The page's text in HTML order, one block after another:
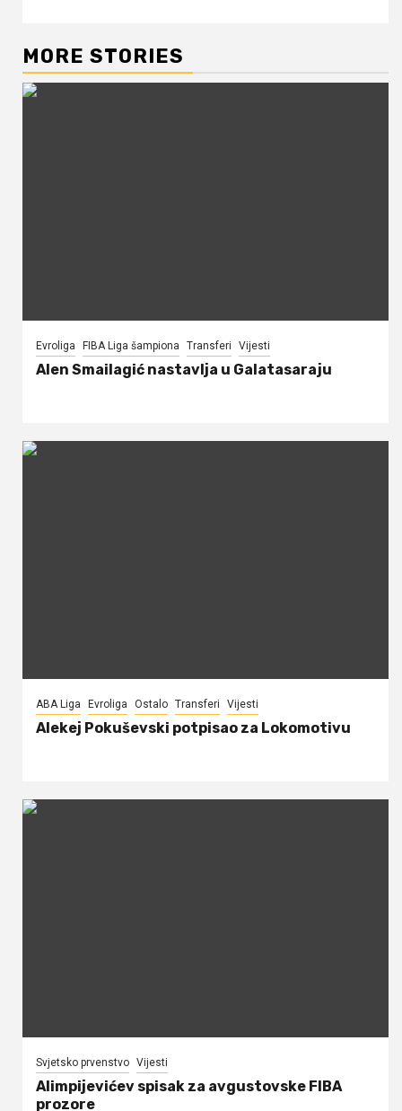
MORE STORIES
Evroliga FIBA Liga šampiona Transferi Vijesti
Alen Smailagić nastavlja u Galatasaraju
ABA Liga Evroliga Ostalo Transferi Vijesti
Alekej Pokuševski potpisao za Lokomotivu
Svjetsko prvenstvo Vijesti
Alimpijevićev spisak za avgustovske FIBA
prozore